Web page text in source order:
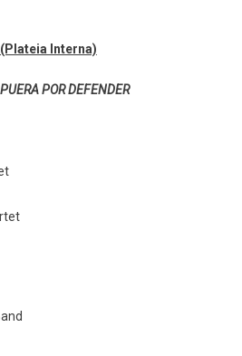
(Plateia Interna)
POR DEFENDER